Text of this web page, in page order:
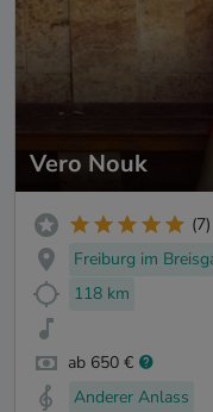
Vero Nouk
(7)
Freiburg im
118 km
ab 650 €
Anderer Anlass